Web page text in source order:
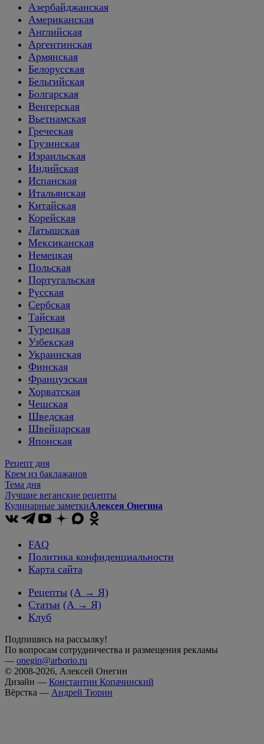
Азербайджанская
Американская
Английская
Аргентинская
Армянская
Белорусская
Бельгийская
Болгарская
Венгерская
Вьетнамская
Греческая
Грузинская
Израильская
Индийская
Испанская
Итальянская
Китайская
Корейская
Латышская
Мексиканская
Немецкая
Польская
Португальская
Русская
Сербская
Тайская
Турецкая
Узбекская
Украинская
Финская
Французская
Хорватская
Чешская
Шведская
Швейцарская
Японская
Рецепт дня
Крем из баклажанов
Тема дня
Лучшие веганские рецепты
Кулинарные заметкиАлексея Онегина
FAQ
Политика конфиденциальности
Карта сайта
Рецепты (А → Я)
Статьи (А → Я)
Клуб
Подпишись на рассылку!
По вопросам сотрудничества и размещения рекламы
— onegin@arborio.ru
© 2008-2026, Алексей Онегин
Дизайн — Константин Копачинский
Вёрстка — Андрей Тюрин